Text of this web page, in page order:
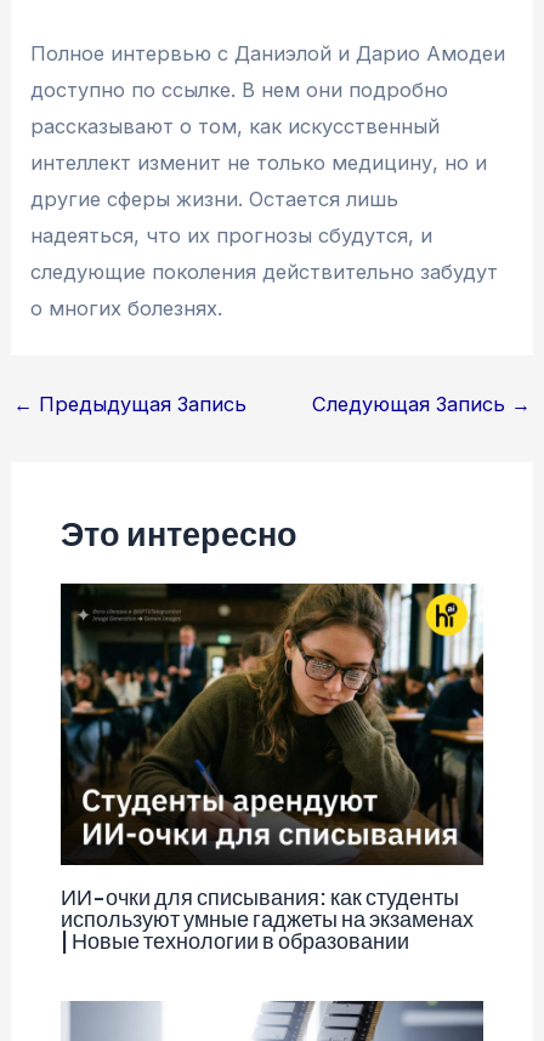
Полное интервью с Даниэлой и Дарио Амодеи
доступно по ссылке. В нем они подробно
рассказывают о том, как искусственный
интеллект изменит не только медицину, но и
другие сферы жизни. Остается лишь
надеяться, что их прогнозы сбудутся, и
следующие поколения действительно забудут
о многих болезнях.
Навигация
← Предыдущая Запись Следующая Запись →
Это интересно
ИИ-очки для списывания: как студенты
используют умные гаджеты на экзаменах
| Новые технологии в образовании